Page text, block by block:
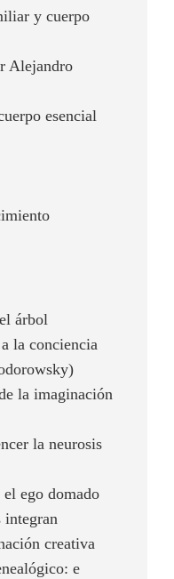
y cuerpo
Alejandro
esencial
árbol
la conciencia
la imaginación
la neurosis
ego domado
integran
creativa
e